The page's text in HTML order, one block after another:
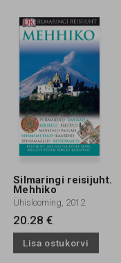
Silmaringi reisijuht.
Mehhiko
Ühislooming, 2012
20.28 €
Lisa ostukorvi